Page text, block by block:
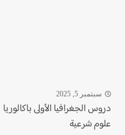
سبتمبر 5, 2025
دروس الجغرافيا الأولى باكالوريا
علوم شرعية